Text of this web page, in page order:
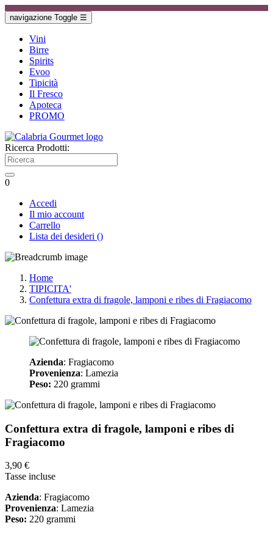
navigazione Toggle ☰
Vini
Birre
Spirits
Evoo
Tipicità
Il Fresco
Apoteca
PROMO
Ricerca Prodotti:
0
Accedi
Il mio account
Carrello
Lista dei desideri ()
Home
TIPICITA'
Confettura extra di fragole, lamponi e ribes di Fragiacomo
Azienda: Fragiacomo
Provenienza: Lamezia
Peso: 220 grammi
Confettura extra di fragole, lamponi e ribes di
Fragiacomo
3,90 €
Tasse incluse
Azienda: Fragiacomo
Provenienza: Lamezia
Peso: 220 grammi